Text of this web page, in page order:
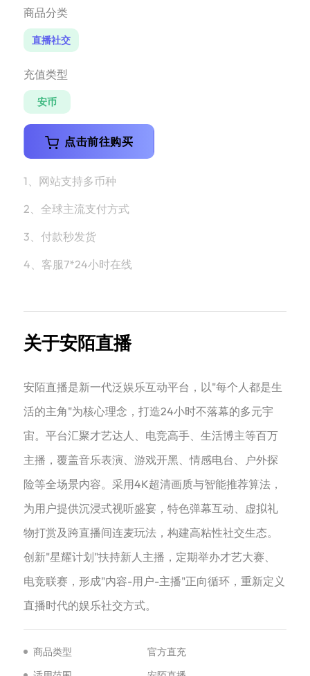
商品分类
直播社交
充值类型
安币
点击前往购买
1、网站支持多币种
2、全球主流支付方式
3、付款秒发货
4、客服7*24小时在线
关于安陌直播
‌‌安陌直播是新一代泛娱乐互动平台，以"每个人都是生
活的主角"为核心理念，打造24小时不落幕的多元宇
宙。平台汇聚才艺达人、电竞高手、生活博主等百万
主播，覆盖音乐表演、游戏开黑、情感电台、户外探
险等全场景内容。采用4K超清画质与智能推荐算法，
为用户提供沉浸式视听盛宴，特色弹幕互动、虚拟礼
物打赏及跨直播间连麦玩法，构建高粘性社交生态。
创新"星耀计划"扶持新人主播，定期举办才艺大赛、
电竞联赛，形成"内容-用户-主播"正向循环，重新定义
直播时代的娱乐社交方式。
商品类型
官方直充